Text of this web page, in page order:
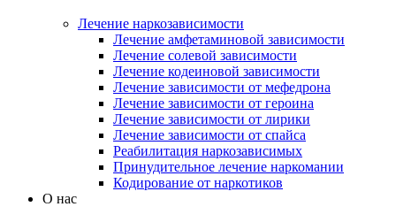
Лечение наркозависимости
Лечение амфетаминовой зависимости
Лечение солевой зависимости
Лечение кодеиновой зависимости
Лечение зависимости от мефедрона
Лечение зависимости от героина
Лечение зависимости от лирики
Лечение зависимости от спайса
Реабилитация наркозависимых
Принудительное лечение наркомании
Кодирование от наркотиков
О нас